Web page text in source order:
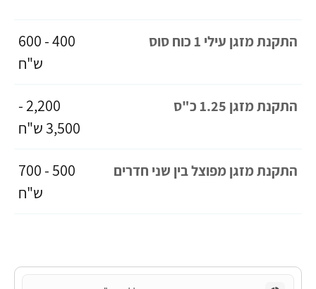
התקנת מזגן עילי 1 כוח סוס
400 - 600
ש"ח
התקנת מזגן 1.25 כ"ס
2,200 -
3,500 ש"ח
התקנת מזגן מפוצל בין שני חדרים
500 - 700
ש"ח